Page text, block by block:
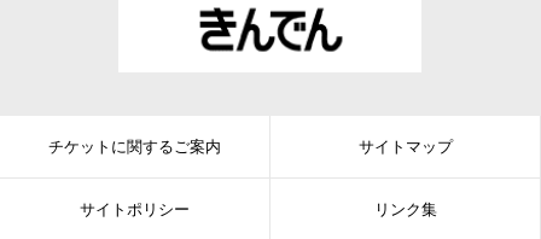
チケットに関するご案内 サイトマップ
サイトポリシー リンク集